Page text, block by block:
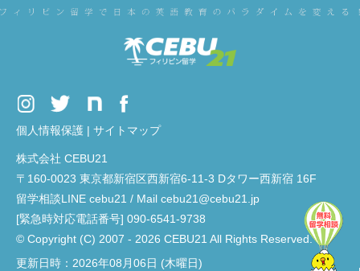
個人情報保護 | サイトマップ
株式会社 CEBU21
〒160-0023 東京都新宿区西新宿6-11-3 Dタワー西新宿 16F
留学相談LINE cebu21 / Mail cebu21@cebu21.jp
[緊急時対応電話番号] 090-6541-9738
© Copyright (C) 2007 - 2026 CEBU21 All Rights Reserved.
更新日時：2026年08月06日 (木曜日)